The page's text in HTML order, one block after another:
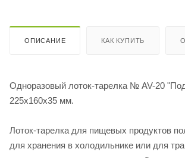
ОПИСАНИЕ КАК КУПИТЬ
Одноразовый лоток-тарелка № AV-20
225х160х35 мм.
Лоток-тарелка для пищевых продуктов
для хранения в холодильнике или для